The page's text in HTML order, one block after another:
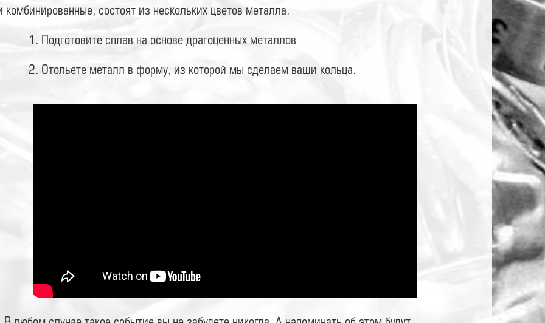
комбинированные, состоят из нескольких цветов металла.
1. Подготовите сплав на основе драгоценных металлов
2. Отольете металл в форму, из которой мы сделаем ваши кольца.